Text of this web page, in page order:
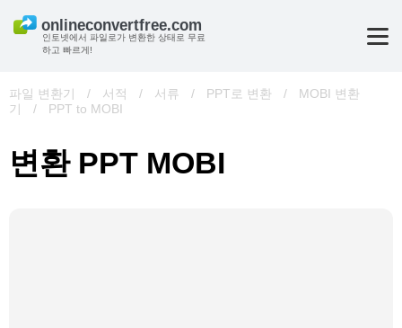
인토넷에서 파일로가 변환한 상태로 무료
하고 빠르게!
파일 변환기 / 서적 / 서류 / PPT로 변환 /
MOBI 변환
기
/ PPT to MOBI
변환 PPT MOBI